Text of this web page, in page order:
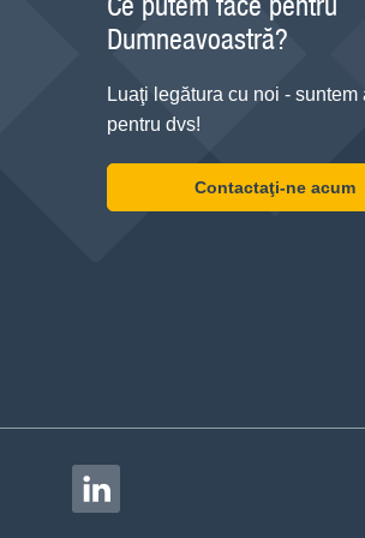
Dumneavoastră?
Luaţi legătura cu noi - suntem
pentru dvs!
Contactaţi-ne acum